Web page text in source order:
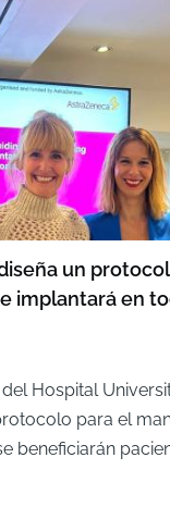
un
implantará en
Hospital
para el
beneficiarán